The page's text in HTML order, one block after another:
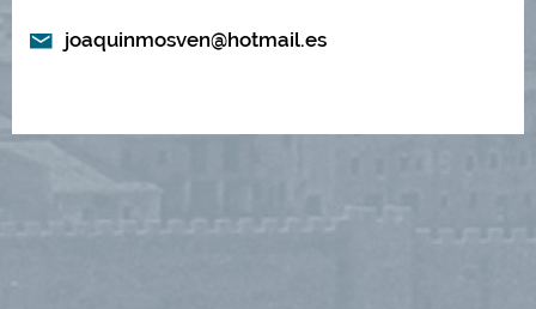
joaquinmosven@hotmail.es